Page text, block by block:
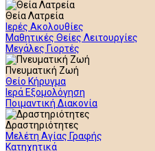
Θεία Λατρεία
Ιερές Ακολουθίες
Μαθητικές Θείες Λειτουργίες
Μεγάλες Γιορτές
Πνευματική Ζωή
Θείο Κήρυγμα
Ιερά Εξομολόγηση
Ποιμαντική Διακονία
Δραστηριότητες
Μελέτη Αγίας Γραφής
Κατηχητικά